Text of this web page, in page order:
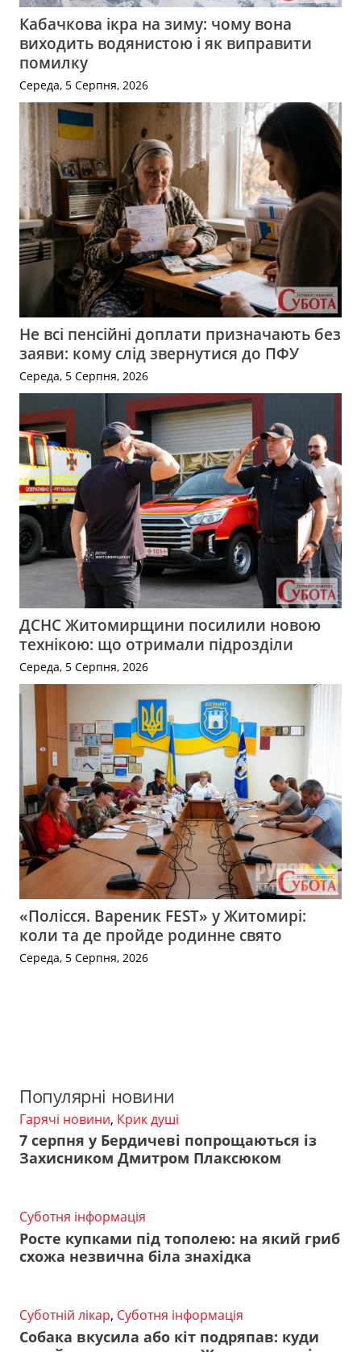
Кабачкова ікра на зиму: чому вона
виходить водянистою і як виправити
помилку
Середа, 5 Серпня, 2026
Не всі пенсійні доплати призначають без
заяви: кому слід звернутися до ПФУ
Середа, 5 Серпня, 2026
ДСНС Житомирщини посилили новою
технікою: що отримали підрозділи
Середа, 5 Серпня, 2026
«Полісся. Вареник FEST» у Житомирі:
коли та де пройде родинне свято
Середа, 5 Серпня, 2026
Популярні новини
Гарячі новини, Крик душі
7 серпня у Бердичеві попрощаються із
Захисником Дмитром Плаксюком
Суботня інформація
Росте купками під тополею: на який гриб
схожа незвична біла знахідка
Суботній лікар, Суботня інформація
Собака вкусила або кіт подряпав: куди